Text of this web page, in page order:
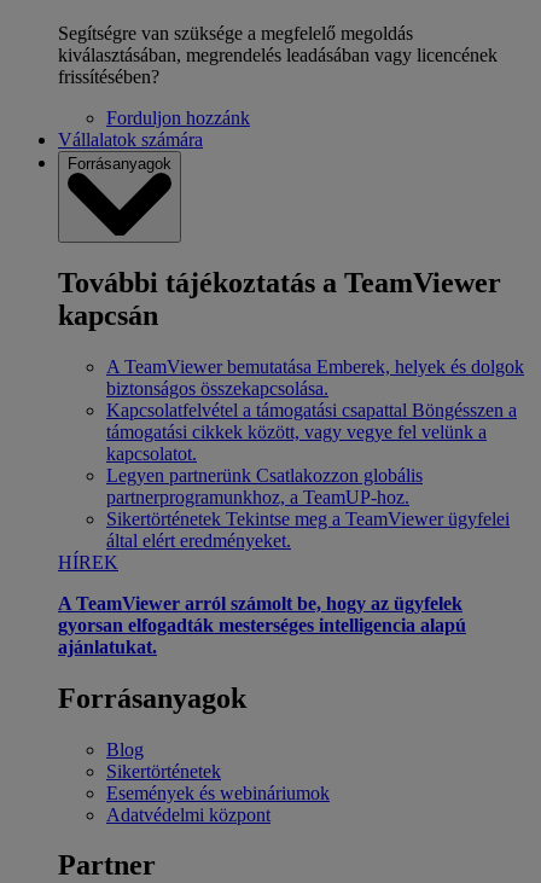
Segítségre van szüksége a megfelelő megoldás
kiválasztásában, megrendelés leadásában vagy licencének
frissítésében?
Forduljon hozzánk
Vállalatok számára
Forrásanyagok
További tájékoztatás a TeamViewer
kapcsán
A TeamViewer bemutatása Emberek, helyek és dolgok
biztonságos összekapcsolása.
Kapcsolatfelvétel a támogatási csapattal Böngésszen a
támogatási cikkek között, vagy vegye fel velünk a
kapcsolatot.
Legyen partnerünk Csatlakozzon globális
partnerprogramunkhoz, a TeamUP-hoz.
Sikertörténetek Tekintse meg a TeamViewer ügyfelei
által elért eredményeket.
HÍREK
A TeamViewer arról számolt be, hogy az ügyfelek
gyorsan elfogadták mesterséges intelligencia alapú
ajánlatukat.
Forrásanyagok
Blog
Sikertörténetek
Események és webináriumok
Adatvédelmi központ
Partner